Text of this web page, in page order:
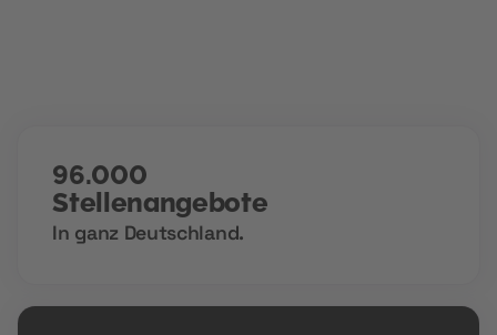
96.000
Stellenangebote
In ganz Deutschland.